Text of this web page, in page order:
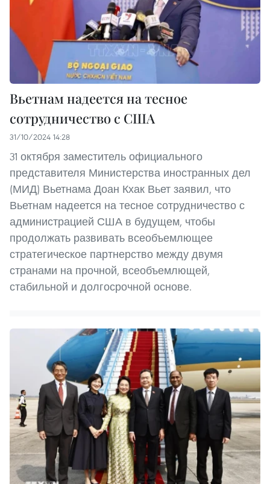
Вьетнам надеется на тесное
сотрудничество с США
31/10/2024 14:28
31 октября заместитель официального
представителя Министерства иностранных дел
(МИД) Вьетнама Доан Кхак Вьет заявил, что
Вьетнам надеется на тесное сотрудничество с
администрацией США в будущем, чтобы
продолжать развивать всеобъемлющее
стратегическое партнерство между двумя
странами на прочной, всеобъемлющей,
стабильной и долгосрочной основе.